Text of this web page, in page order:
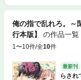
俺の指で乱れろ。～
行本版】
の作品一覧
1〜10件/全10件
最新刊
らされ